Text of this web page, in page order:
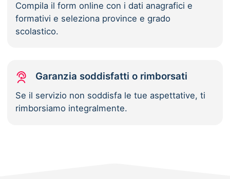
Compila il form online con i dati anagrafici e
formativi e seleziona province e grado
scolastico.
Garanzia soddisfatti o rimborsati
Se il servizio non soddisfa le tue aspettative, ti
rimborsiamo integralmente.